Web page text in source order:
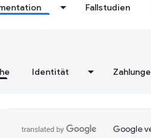
Fallstudien
Identität
Google